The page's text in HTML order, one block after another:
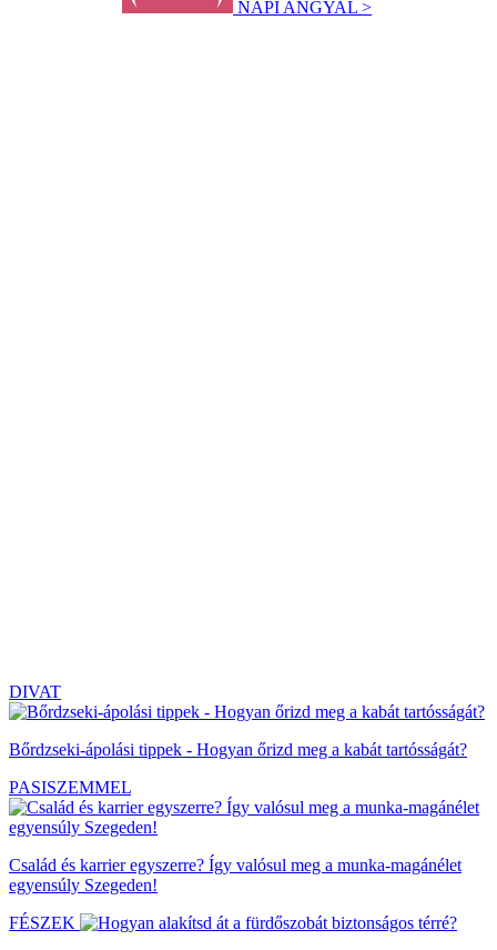
NAPI ANGYAL >
DIVAT
Bőrdzseki-ápolási tippek - Hogyan őrizd meg a kabát tartósságát?
PASISZEMMEL
Család és karrier egyszerre? Így valósul meg a munka-magánélet
egyensúly Szegeden!
FÉSZEK